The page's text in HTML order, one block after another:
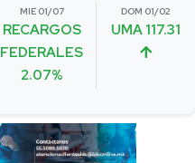
MIE 01/07
RECARGOS
FEDERALES
2.07%
DOM 01/02
UMA 117.31